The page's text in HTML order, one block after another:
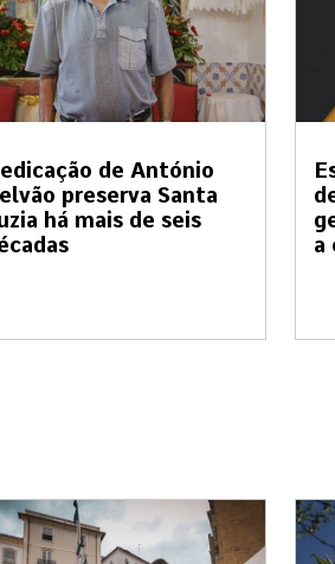
de António
preserva Santa
há mais de seis
a